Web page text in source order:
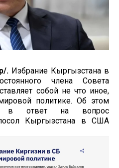
. Избрание Кыргызстана в
члена Совета
собой не что иное,
политике. Об этом
в ответ на вопрос
Кыргызстана в США